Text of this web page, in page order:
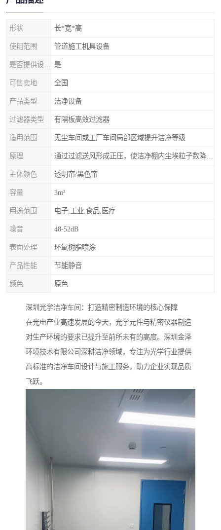
形状 长*宽*高
使用范围 管道施工机具设备
是
可售卖地 全国
产品类型 洁净设备
过滤器类型 有隔板高效过滤器
适用范围 无尘车间或工厂车间局部区域提升洁净等级
原理
主体颜色 透明帘/黑色帘
容量 3m³
用途范围 电子,工业,食品,医疗
噪音 48-52dB
表面处理 环氧树脂喷涂
产品性能 节能静音
颜色 原色
深圳光学洁净车间：打造精密制造环境的核心保障
在光电产业高速发展的今天，光学元件与精密仪器制造
对生产环境的要求已提升至前所未有的高度。深圳金泽
环境技术有限公司深耕洁净领域，专注为光学行业提供
高标准的洁净车间设计与施工服务，助力企业实现品质
飞跃。